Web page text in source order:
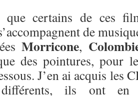
certains de ces
de
Morricone,
des pointures, pour
J’en ai acquis les
ils ont en